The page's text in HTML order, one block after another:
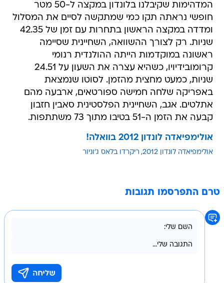
המדהימות שקיבלנו בלונדון במקצה ל-50 מטר
חופשי נראתה תקו כמי שמתקשה לסיים את המסלול
ומדדה במקצה הראשון בתחרות עם זמן של 42.35
שניות. רק לצורך ההשוואה, השחיינית שסיימה
ראשונה במוקדמות הייתה ההולנדית רנומי
קרומובידיויו, כשהיא עצרה את השעון על 24.51
שניות, כמעט מחצית מהזמן. לסוטו שנמצאת
באפריקה שלחה חמישה ספורטאים, ארבעה מהם
אתלטים. אגב, השחיינית הפלסטינית סאבין חזבון
קבעה את הזמן ה-51 בטיבו מתוך 73 משתתפות.
אולימפיאדה לונדון 2012 בוואלה!
אולימפיאדה לונדון 2012 ריקרדו בלאס ג'וניור
טרם התפרסמו תגובות